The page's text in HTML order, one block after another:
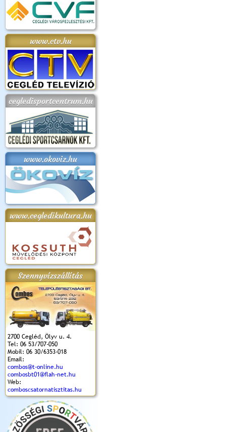
www.ctv.hu
cegledisportcentrum.hu
www.okoviz.hu
www.cegledikultura.hu
Szennyvízszállítás
2700 Cegléd, Ölyv u. 4.
Tel: 06 53/707-050
Mobil: 06 30/6353-018
Email:
combos@t-online.hu
combosbt01@flah-net.hu
Web:
comboscsatornatisztitas.hu
2018.
Kossuth Toborzó
Ünnepély
Szent István Ünnepe
(2017. 08. 20.)